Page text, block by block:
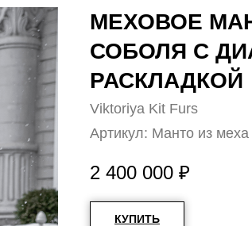
МЕХОВОЕ
СОБОЛЯ С
РАСКЛАДКОЙ
Viktoriya Kit Furs
Артикул: Манто из меха
2 400 000 ₽
КУПИТЬ